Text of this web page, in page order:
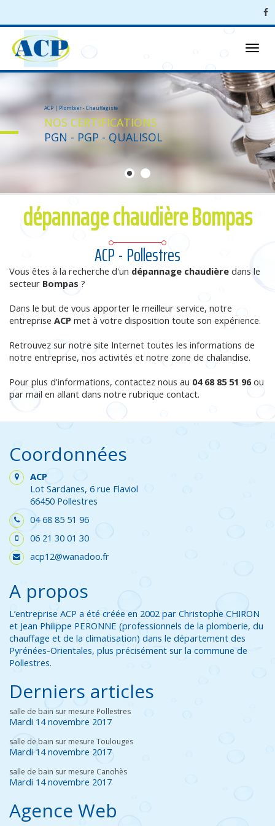
Menu
ACP | Plombier - Chauffagiste
NOS CERTIFICATIONS
PGN - PGP - QUALISOL
dépannage chaudière Bompas
ACP - Pollestres
Vous êtes à la recherche d'un dépannage chaudière dans le
secteur Bompas ?
Dans le but de vous apporter le meilleur service, notre
entreprise ACP met à votre disposition toute son expérience.
Retrouvez sur notre site Internet toutes les informations de
notre entreprise, nos activités et notre zone de chalandise.
Pour plus d'informations, contactez nous au 04 68 85 51 96ou
par mail en allant dans notre rubrique contact.
Coordonnées
ACP
Lot Sardanes, 6 rue Flaviol
66450 Pollestres
04 68 85 51 96
06 21 30 01 30
acp12@wanadoo.fr
A propos
L’entreprise ACP a été créée en 2002 par Christophe CHIRON
et Jean Philippe PERONNE (professionnels de la plomberie, du
chauffage et de la climatisation) dans le département des
Pyrénées-Orientales, plus précisément sur la commune de
Pollestres.
Derniers articles
salle de bain sur mesure Pollestres
Mardi 14 novembre 2017
salle de bain sur mesure Toulouges
Mardi 14 novembre 2017
salle de bain sur mesure Canohès
Mardi 14 novembre 2017
Agence Web